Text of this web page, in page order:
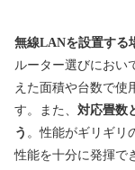
無線LANを設置する
ルーター選びにおい
えた面積や台数で使
す。また、 対応畳数
う 。性能がギリギリ
性能を十分に発揮で